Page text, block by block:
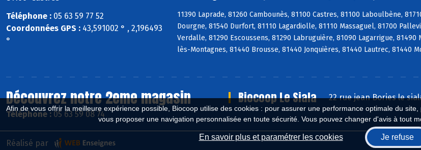
Afin de vous offrir la meilleure expérience possible, Biocoop utilise des cookies : pour assurer une performance optimale du
vous proposer une navigation personnalisée en toute sécurité. Vous pouvez changer d'avis à tout
En savoir plus et paramétrer les cookies Je refuse
Téléphone : 05 63 59 77 52
Coordonnées GPS : 43,591002 ° , 2,196493
°
11390 Laprade, 81260 Cambounès, 81100 Castres, 81100 Laboulbène,
Dourgne, 81540 Durfort, 81110 Lagardiolle, 81110 Massaguel, 81700
Verdalle, 81290 Escoussens, 81290 Labruguière, 81090 Lagarrigue,
lès-Montagnes, 81440 Brousse, 81440 Jonquières, 81440 Lautrec, 81440
Découvrez notre 2eme magasin Biocoop Le Siala 22 rue jean Bories le
Téléphone : 05 63 59 08 74
Biocoop.fr
Réalisé par